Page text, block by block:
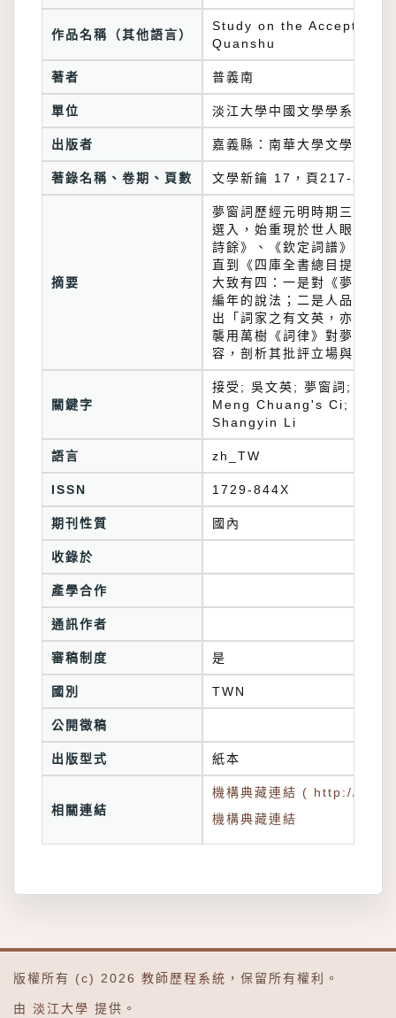
作品名稱（其他語言）
Study on the
Quanshu
著者 普義南
單位 淡江大學中國文學學系
出版者 嘉義縣：南華大學文學系
著錄名稱、卷期、頁數 文學新鑰 17，頁217-240
摘要
夢窗詞歷經元明時期三百年
選入，始重現於世人眼前。
詩餘》、《欽定詞譜》大量
直到《四庫全書總目提要》
大致有四：一是對《夢窗甲
編年的說法；二是人品評騭
出「詞家之有文英，亦如詩
襲用萬樹《詞律》對夢窗詞
容，剖析其批評立場與論據
關鍵字
接受; 吳文英; 夢窗詞; 四庫
Meng Chuang's Ci; the
Shangyin Li
語言 zh_TW
ISSN 1729-844X
期刊性質 國內
收錄於
產學合作
通訊作者
審稿制度 是
國別 TWN
公開徵稿
出版型式 紙本
相關連結
機構典藏連結 ( http://
機構典藏連結
版權所有 (c) 2026 教師歷程系統 ，保留所有權利。
由 淡江大學 提供。